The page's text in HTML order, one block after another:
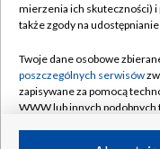
Naziemna
Rada Programowa
System NOS
Informacje o
mierzenia ich skuteczności) i
także zgody na
Twoje dane osobowe
poszczególnych serwisów
zapisywane za pomocą
WWW lub innych